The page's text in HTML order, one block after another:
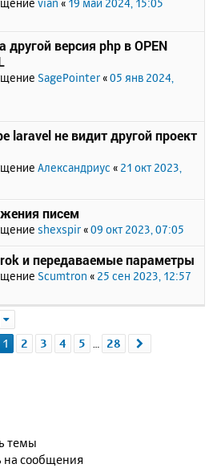
vian « 19 май 2024, 15:05
другой версия php в OPEN
SagePointer «05 янв 2024,
laravel не видит другой проект
Александриус « 21 окт 2023,
писем
shexspir «09 окт 2023, 07:05
и передаваемые параметры
Scumtron « 25 сен 2023, 12:57
1 из 28
1 2 3 4 5 28
темы
на сообщения